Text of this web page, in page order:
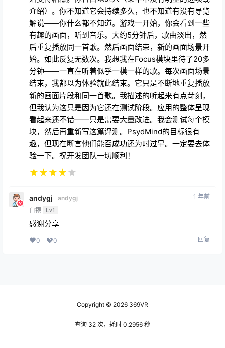
有趣的画面，听到音乐。大约5分钟后，歌曲淡出，然
后重复播放同一首歌。然后画面结束，新的画面场景开
始。如此反复无数次。我想我在Focus模块里待了20多
分钟——一直在听着似乎一模一样的歌。每次画面场景
结束，我都以为体验就此结束。它只是不断地重复播放
新的画面片段和同一首歌。我描述的听起来有点苛刻，
但我认为这只是因为它还在测试阶段。应用的整体呈现
看起来还不错——只是需要大量改进。我会测试每个模
块，然后再重新写这篇评测。PsydMind的目标很有
趣，但现在断言他们能否成功还为时过早。一定要去体
验一下。祝开发团队一切顺利！
★★★★★
andygj
andygj
感谢分享
Copyright © 2026 369VR
查询 32 次，耗时 0.2956 秒